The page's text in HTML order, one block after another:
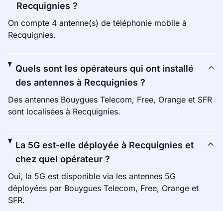
Recquignies ?
On compte 4 antenne(s) de téléphonie mobile à
Recquignies.
Quels sont les opérateurs qui ont installé
des antennes à Recquignies ?
Des antennes Bouygues Telecom, Free, Orange et SFR
sont localisées à Recquignies.
La 5G est-elle déployée à Recquignies et
chez quel opérateur ?
Oui, la 5G est disponible via les antennes 5G
déployées par Bouygues Telecom, Free, Orange et
SFR.